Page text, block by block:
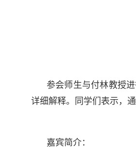
参会师生与付林教授
详细解释。同学们表示，
嘉宾简介：